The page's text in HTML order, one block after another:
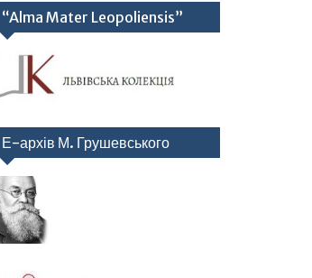
“Alma Mater Leopoliensis”
Е-архів М. Грушевського